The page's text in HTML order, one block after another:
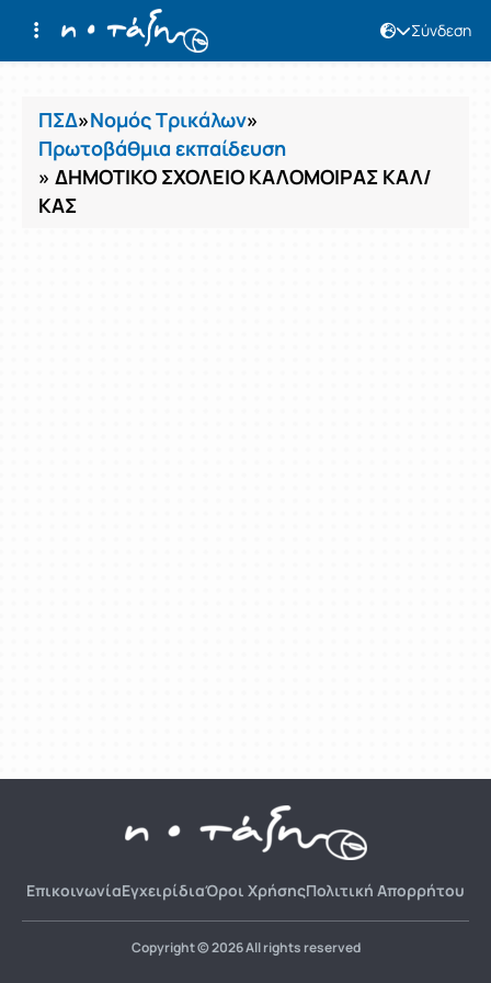
Σύνδεση
Μαθήματα
ΠΣΔ»Νομός Τρικάλων»
Πρωτοβάθμια εκπαίδευση
» ΔΗΜΟΤΙΚΟ ΣΧΟΛΕΙΟ ΚΑΛΟΜΟΙΡΑΣ ΚΑΛ/
ΚΑΣ
ΕπικοινωνίαΕγχειρίδιαΌροι ΧρήσηςΠολιτική Απορρήτου
Copyright © 2026 All rights reserved